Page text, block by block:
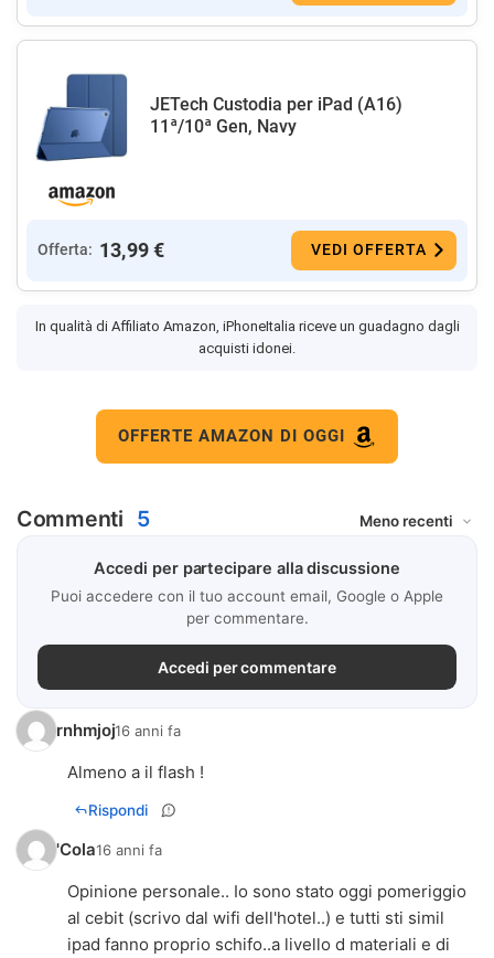
JETech Custodia per iPad (A16)
11ª/10ª Gen, Navy
Offerta: 13,99 € VEDI OFFERTA
In qualità di Affiliato Amazon, iPhoneItalia riceve un guadagno dagli
acquisti idonei.
OFFERTE AMAZON DI OGGI
Commenti 5
Accedi per partecipare alla discussione
Puoi accedere con il tuo account email, Google o Apple
per commentare.
Accedi per commentare
rnhmjoj16 anni fa
Almeno a il flash !
Rispondi
'Cola16 anni fa
Opinione personale.. Io sono stato oggi pomeriggio
al cebit (scrivo dal wifi dell'hotel..) e tutti sti simil
ipad fanno proprio schifo..a livello d materiali e di